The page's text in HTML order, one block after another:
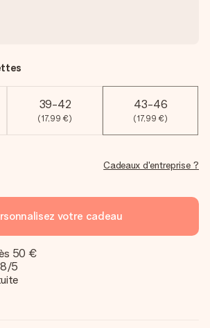
39-42
(17,99 €)
43-46
(17,99 €)
Cadeaux d'entreprise ?
votre cadeau
50 €
5